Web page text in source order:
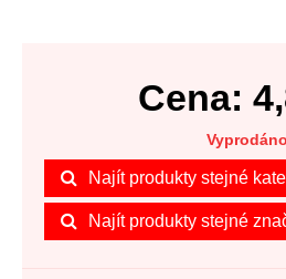
Cena:
Vyprodáno
Najít produkty stejné
Najít produkty stejné